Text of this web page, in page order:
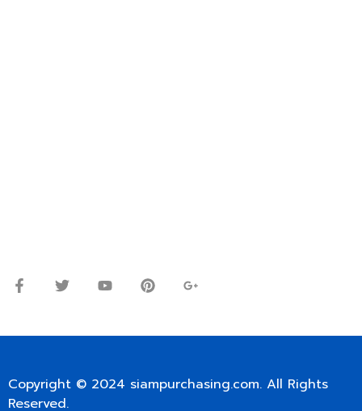
Copyright © 2024 siampurchasing.com. All Rights
Reserved.